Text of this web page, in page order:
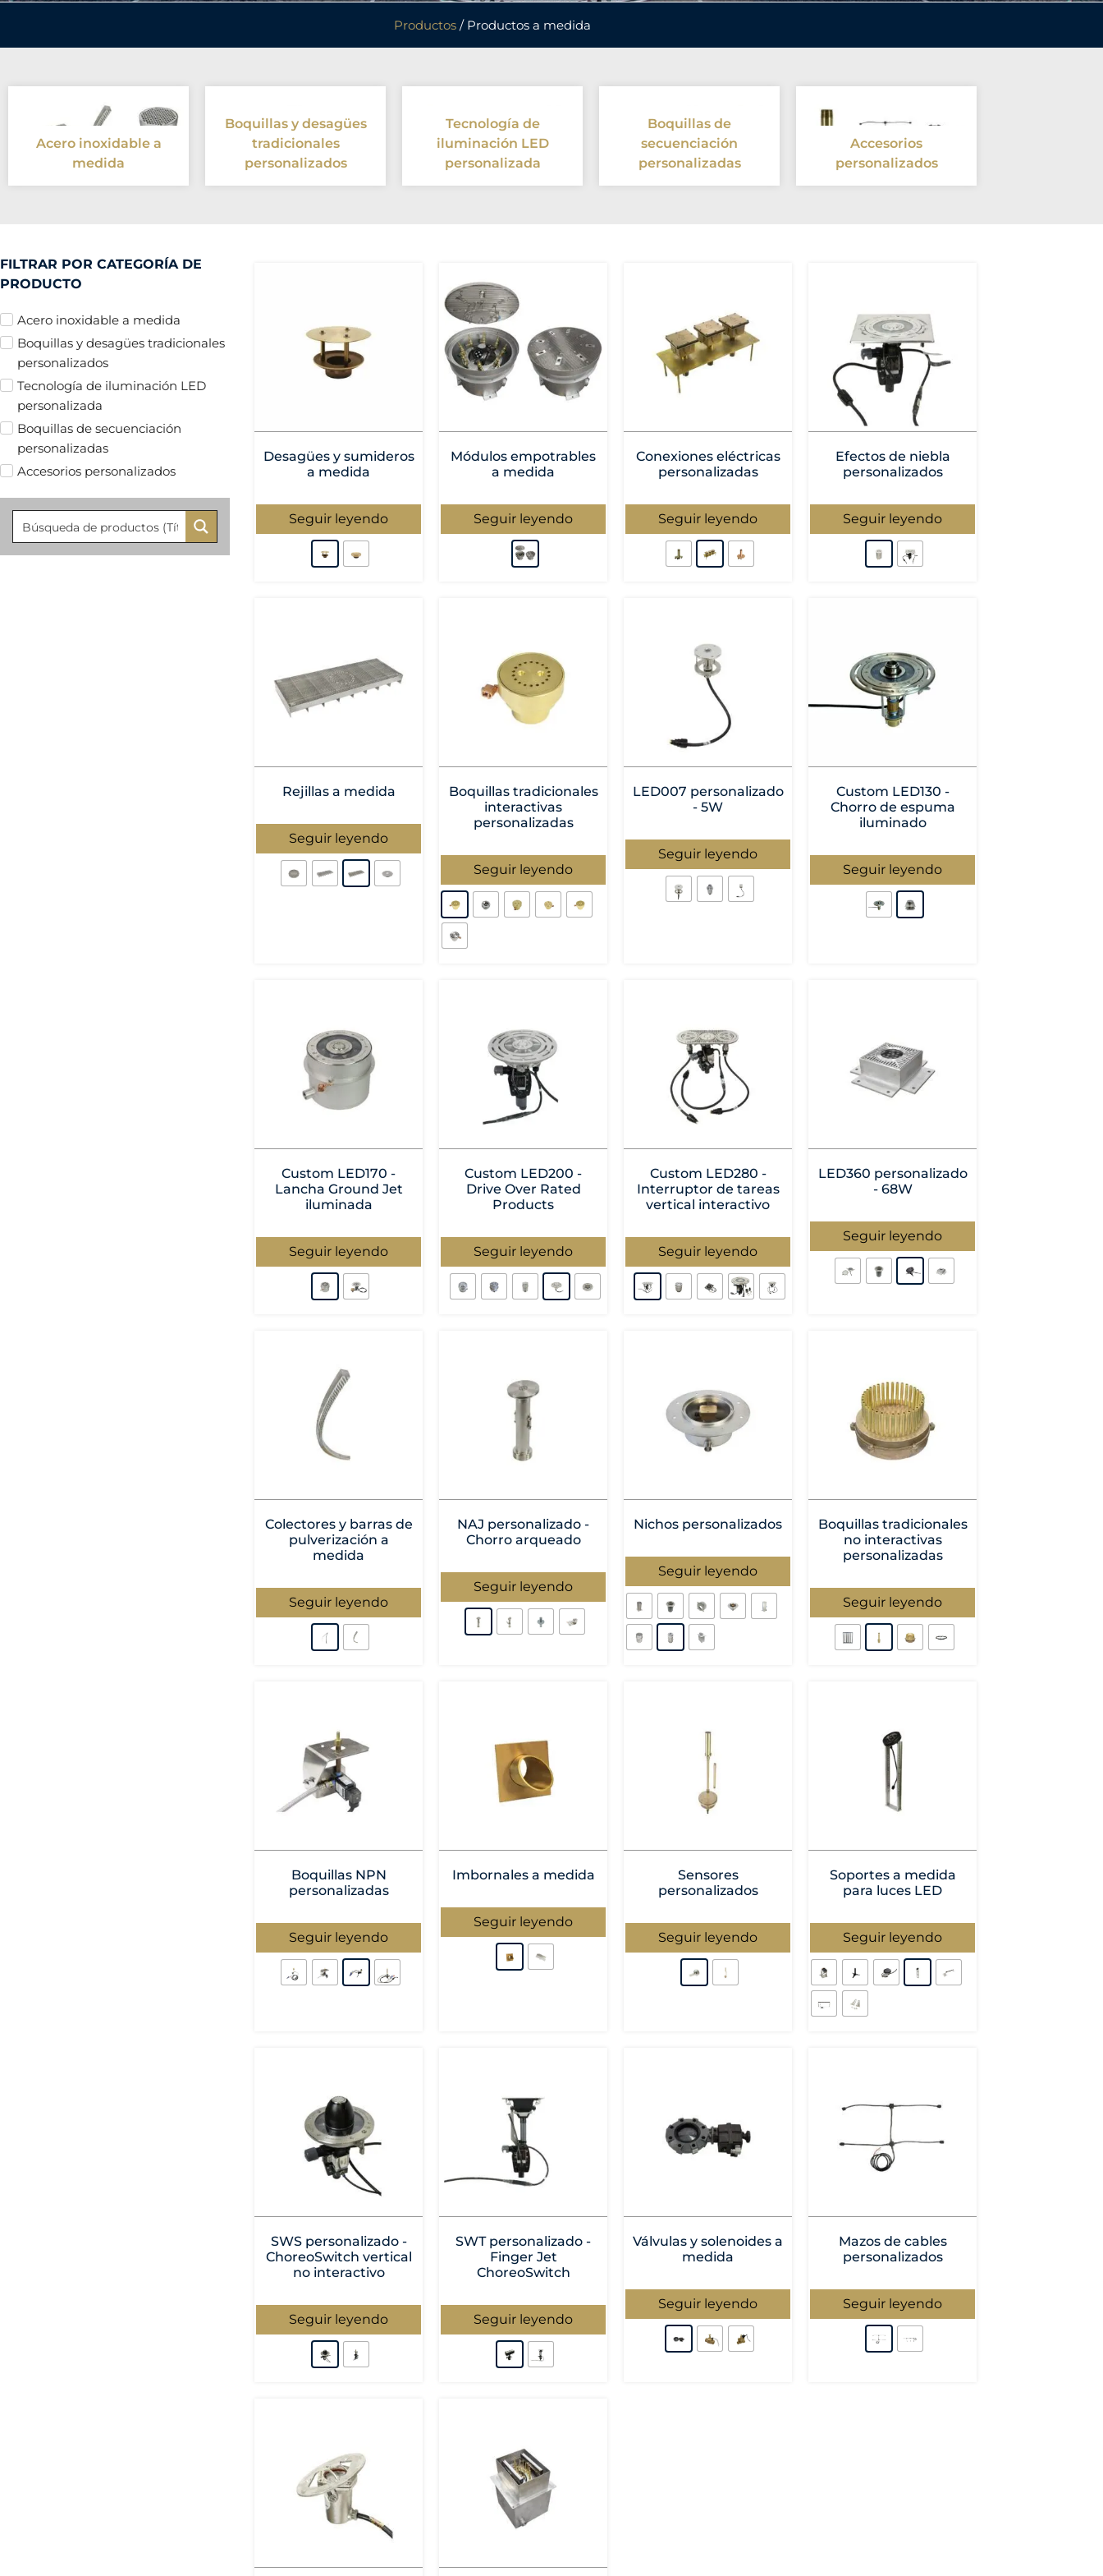
Productos / Productos a medida
Acero inoxidable a
medida
Boquillas y desagües
tradicionales
personalizados
Tecnología de
iluminación LED
personalizada
Boquillas de
secuenciación
personalizadas
Accesorios
personalizados
FILTRAR POR CATEGORÍA DE
PRODUCTO
Acero inoxidable a medida
Boquillas y desagües tradicionales
personalizados
Tecnología de iluminación LED
personalizada
Boquillas de secuenciación
personalizadas
Accesorios personalizados
Desagües y sumideros
a medida
Seguir leyendo
Módulos empotrables
a medida
Seguir leyendo
Conexiones eléctricas
personalizadas
Seguir leyendo
Efectos de niebla
personalizados
Seguir leyendo
Rejillas a medida
Seguir leyendo
Boquillas tradicionales
interactivas
personalizadas
Seguir leyendo
LED007 personalizado
- 5W
Seguir leyendo
Custom LED130 -
Chorro de espuma
iluminado
Seguir leyendo
Custom LED170 -
Lancha Ground Jet
iluminada
Seguir leyendo
Custom LED200 -
Drive Over Rated
Products
Seguir leyendo
Custom LED280 -
Interruptor de tareas
vertical interactivo
Seguir leyendo
LED360 personalizado
- 68W
Seguir leyendo
Colectores y barras de
pulverización a
medida
Seguir leyendo
NAJ personalizado -
Chorro arqueado
Seguir leyendo
Nichos personalizados
Seguir leyendo
Boquillas tradicionales
no interactivas
personalizadas
Seguir leyendo
Boquillas NPN
personalizadas
Seguir leyendo
Imbornales a medida
Seguir leyendo
Sensores
personalizados
Seguir leyendo
Soportes a medida
para luces LED
Seguir leyendo
SWS personalizado -
ChoreoSwitch vertical
no interactivo
Seguir leyendo
SWT personalizado -
Finger Jet
ChoreoSwitch
Seguir leyendo
Válvulas y solenoides a
medida
Seguir leyendo
Mazos de cables
personalizados
Seguir leyendo